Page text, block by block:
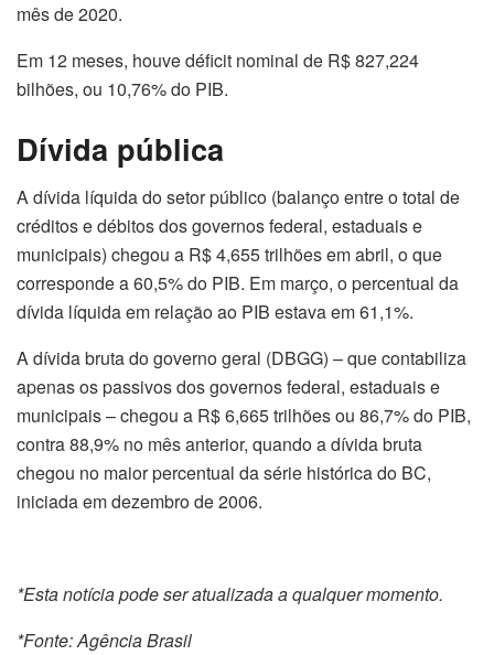
mês de 2020.
Em 12 meses, houve déficit nominal de R$ 827,224
bilhões, ou 10,76% do PIB.
Dívida pública
A dívida líquida do setor público (balanço entre o total de
créditos e débitos dos governos federal, estaduais e
municipais) chegou a R$ 4,655 trilhões em abril, o que
corresponde a 60,5% do PIB. Em março, o percentual da
dívida líquida em relação ao PIB estava em 61,1%.
A dívida bruta do governo geral (DBGG) – que contabiliza
apenas os passivos dos governos federal, estaduais e
municipais – chegou a R$ 6,665 trilhões ou 86,7% do PIB,
contra 88,9% no mês anterior, quando a dívida bruta
chegou no maior percentual da série histórica do BC,
iniciada em dezembro de 2006.
*Esta notícia pode ser atualizada a qualquer momento.
*Fonte: Agência Brasil